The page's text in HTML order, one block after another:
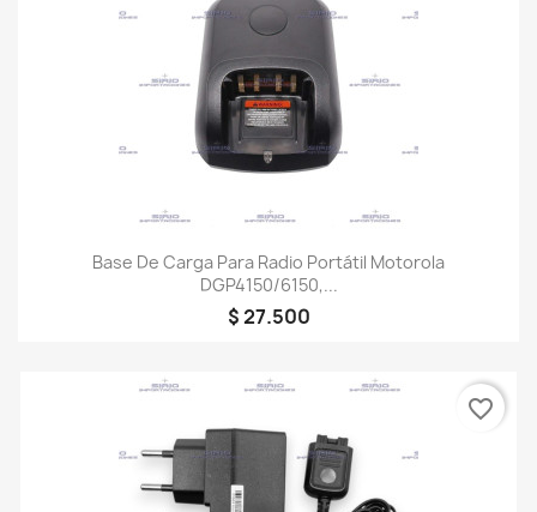
Base De Carga Para Radio Portátil Motorola
DGP4150/6150,...
$ 27.500
favorite_border